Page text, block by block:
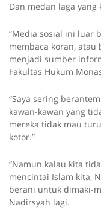
Dan medan laga
“Media sosial ini luar
membaca koran, atau
menjadi sumber
Fakultas Hukum
“Saya sering
kawan-kawan yang
mereka tidak mau
kotor.”
“Namun kalau kita
mencintai Islam kita,
berani untuk dimaki-
Nadirsyah lagi.